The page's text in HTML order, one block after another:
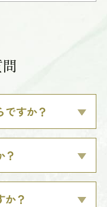
ですか？
？
か？